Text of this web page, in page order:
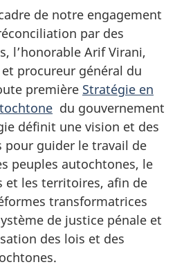
de notre engagement
par des
l’honorable Arif Virani,
procureur général du
première Stratégie en
du gouvernement
définit une vision et des
guider le travail de
peuples autochtones, le
et les territoires, afin de
transformatrices
de justice pénale et
des lois et des